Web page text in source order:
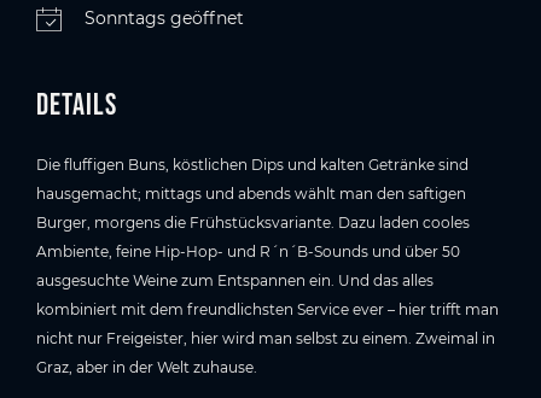
Sonntags geöffnet
Details
Die fluffigen Buns, köstlichen Dips und kalten Getränke sind
hausgemacht; mittags und abends wählt man den saftigen
Burger, morgens die Frühstücksvariante. Dazu laden cooles
Ambiente, feine Hip-Hop- und R´n´B-Sounds und über 50
ausgesuchte Weine zum Entspannen ein. Und das alles
kombiniert mit dem freundlichsten Service ever – hier trifft man
nicht nur Freigeister, hier wird man selbst zu einem. Zweimal in
Graz, aber in der Welt zuhause.